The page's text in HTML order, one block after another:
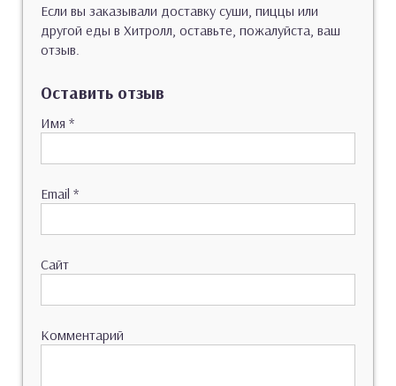
Если вы заказывали доставку суши, пиццы или
другой еды в Хитролл, оставьте, пожалуйста, ваш
отзыв.
Оставить отзыв
Имя *
Email *
Сайт
Комментарий